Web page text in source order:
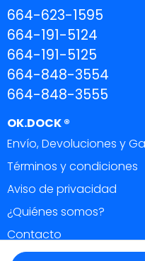
664-623-1595
664-191-5124
664-191-5125
664-848-3554
664-848-3555
OK.DOCK ®
Envío, Devoluciones y
Términos y condiciones
Aviso de privacidad
¿Quiénes somos?
Contacto